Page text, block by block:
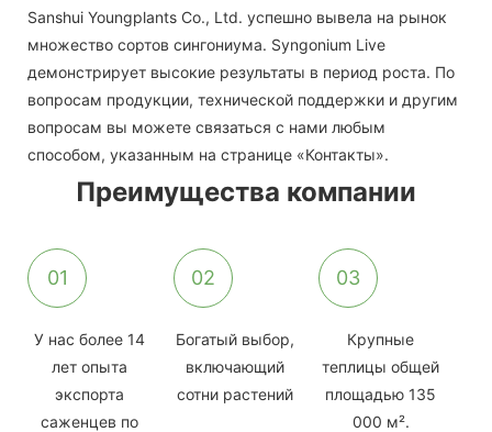
Sanshui Youngplants Co., Ltd. успешно вывела на рынок
множество сортов сингониума. Syngonium Live
демонстрирует высокие результаты в период роста. По
вопросам продукции, технической поддержки и другим
вопросам вы можете связаться с нами любым
способом, указанным на странице «Контакты».
Преимущества компании
01
У нас более 14
лет опыта
экспорта
саженцев по
02
Богатый выбор,
включающий
сотни растений
03
Крупные
теплицы общей
площадью 135
000 м².